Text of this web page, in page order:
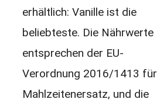
erhältlich: Vanille ist die
beliebteste. Die Nährwerte
entsprechen der EU-
Verordnung 2016/1413 für
Mahlzeitenersatz, und die